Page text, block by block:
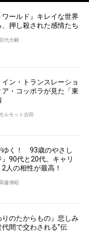
ワールド』キレイな世界
押し殺された感情たち
代大嗣
イン・トランスレーショ
ア・コッポラが見た「東
モルモット吉田
ゆく！ 93歳のやさし
』90代と20代。キャリ
人の相性が最高！
斉藤博昭
りのたからもの』悲しみ
間で交わされる”伝